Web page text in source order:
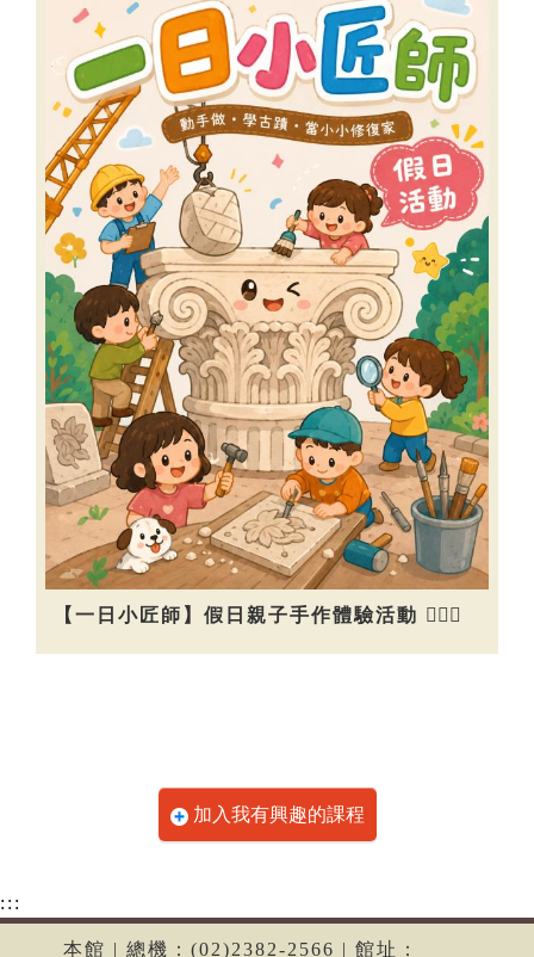
【一日小匠師】假日親子手作體驗活動 👷🏻‍♀️
加入我有興趣的課程
:::
本館 | 總機：(02)2382-2566 | 館址：